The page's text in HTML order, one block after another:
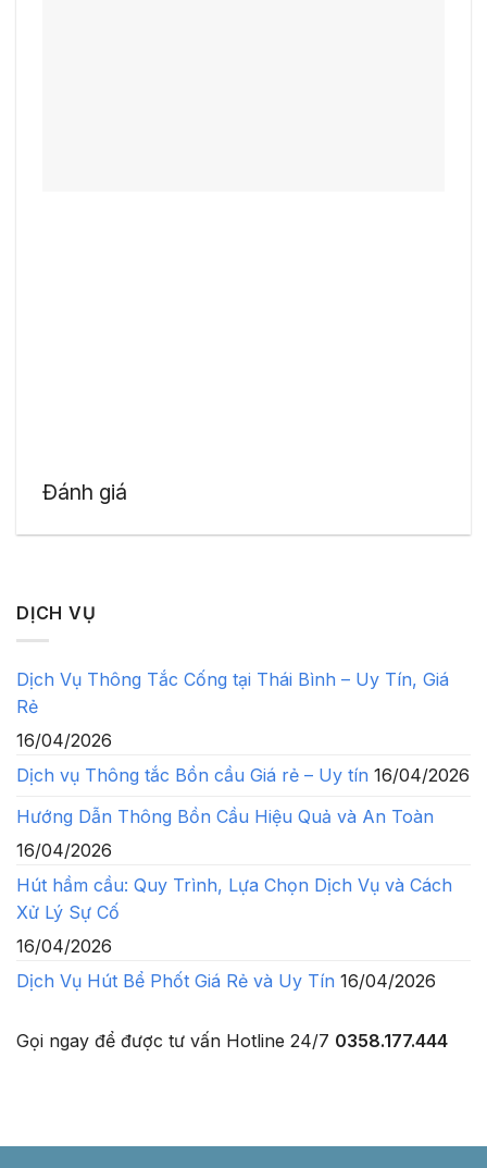
Đánh giá
DỊCH VỤ
Dịch Vụ Thông Tắc Cống tại Thái Bình – Uy Tín, Giá
Rẻ
16/04/2026
Dịch vụ Thông tắc Bồn cầu Giá rẻ – Uy tín 16/04/2026
Hướng Dẫn Thông Bồn Cầu Hiệu Quả và An Toàn
16/04/2026
Hút hầm cầu: Quy Trình, Lựa Chọn Dịch Vụ và Cách
Xử Lý Sự Cố
16/04/2026
Dịch Vụ Hút Bể Phốt Giá Rẻ và Uy Tín 16/04/2026
Gọi ngay để được tư vấn Hotline 24/7 0358.177.444